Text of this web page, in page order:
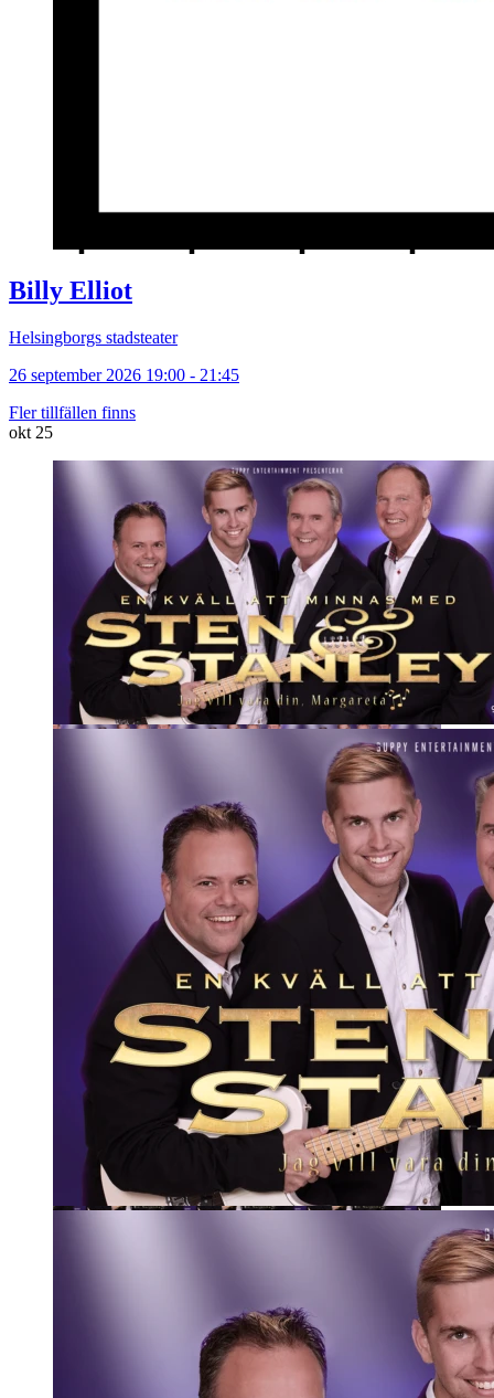
Billy Elliot
Helsingborgs stadsteater
26 september 2026 19:00 - 21:45
Fler tillfällen finns
okt 25